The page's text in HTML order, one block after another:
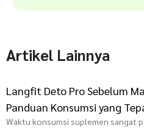
Artikel Lainnya
Langfit Deto Pro Sebelum
Panduan Konsumsi yang
Waktu konsumsi suplemen sangat